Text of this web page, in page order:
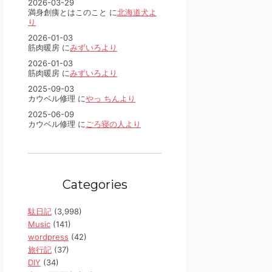
2026-03-29
満身創痍とはこのこと に北海道犬よ
り
2026-01-03
筋肉暖房 にみずいろより
2026-01-03
筋肉暖房 にみずいろより
2025-09-03
カウベル修理 にやっ ちんより
2025-06-09
カウベル修理 に ごろ寝の人より
Categories
駄日記 (3,998)
Music (141)
wordpress (42)
旅行記 (37)
DIY (34)